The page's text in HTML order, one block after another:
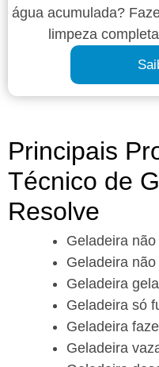
água acumulada?
limpeza
Principais
Técnico de
Resolve
Geladeira
Geladeira
Geladeira
Geladeira só
Geladeira
Geladeira